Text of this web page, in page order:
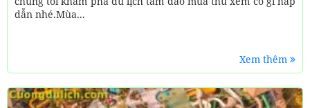
dẫn nhé.Mùa...
Xem thêm